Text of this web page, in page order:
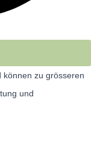
können zu grösseren
und